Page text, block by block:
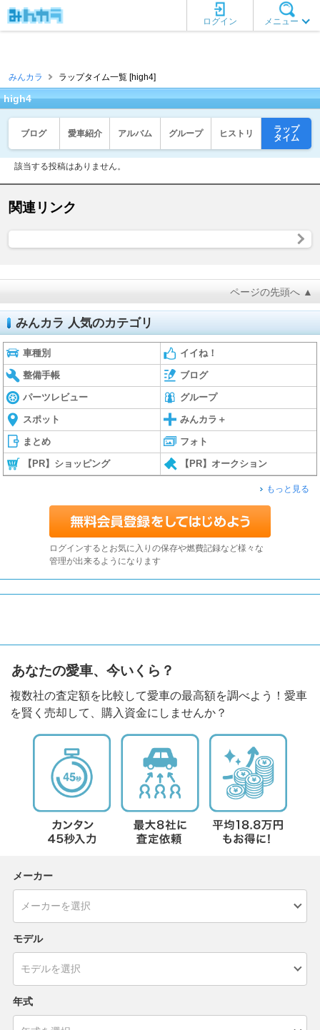
メニュー
ログイン
みんカラ ラップタイム一覧 [high4]
high4
ブログ 愛車紹介 アルバム グループ ヒストリ
ラップ
タイム
該当する投稿はありません。
関連リンク
ページの先頭へ ▲
みんカラ 人気のカテゴリ
車種別 イイね！
整備手帳 ブログ
パーツレビュー グループ
スポット みんカラ＋
まとめ フォト
【PR】ショッピング 【PR】オークション
もっと見る
ログインするとお気に入りの保存や燃費記録など様々な
管理が出来るようになります
あなたの愛車、今いくら？
複数社の査定額を比較して愛車の最高額を調べよう！愛車
を賢く売却して、購入資金にしませんか？
メーカー
モデル
年式